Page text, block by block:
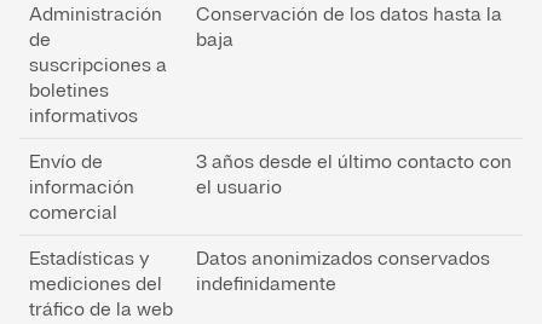
Administración
de
suscripciones a
boletines
informativos
Conservación de los datos hasta la
baja
Envío de
información
comercial
3 años desde el último contacto con
el usuario
Estadísticas y
mediciones del
tráfico de la web
Datos anonimizados conservados
indefinidamente